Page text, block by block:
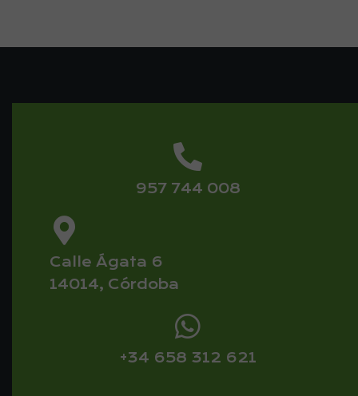
957 744 008
Calle Ágata 6
14014, Córdoba
+34 658 312 621